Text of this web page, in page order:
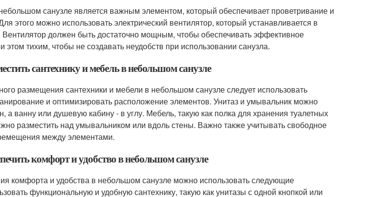
санузле является важным элементом, который обеспечивает проветривание и
этого можно использовать электрический вентилятор, который устанавливается в
Вентилятор должен быть достаточно мощным, чтобы обеспечивать эффективное
этом тихим, чтобы не создавать неудобств при использовании санузла.
сантехнику и мебель в небольшом санузле
размещения сантехники и мебели в небольшом санузле следует использовать
и оптимизировать расположение элементов. Унитаз и умывальник можно
а ванну или душевую кабину - в углу. Мебель, такую как полка для хранения туалетных
разместить над умывальником или вдоль стены. Важно также учитывать свободное
между элементами.
комфорт и удобство в небольшом санузле
комфорта и удобства в небольшом санузле можно использовать следующие
функциональную и удобную сантехнику, такую как унитазы с одной кнопкой или